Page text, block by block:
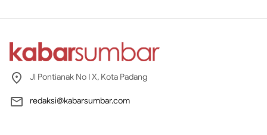
Jl Pontianak No I X, Kota Padang
redaksi@kabarsumbar.com